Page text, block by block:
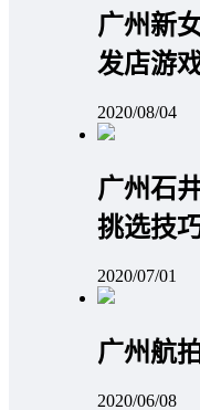
广州新
发店游
2020/08/04
广州石
挑选技
2020/07/01
广州航
2020/06/08